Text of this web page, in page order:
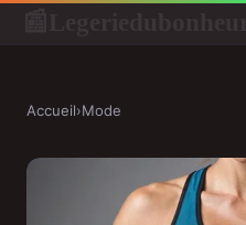
Accueil›Mode